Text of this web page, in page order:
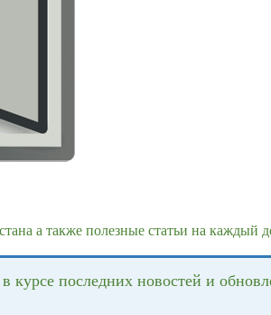
а также полезные статьи на каждый
курсе последних новостей и